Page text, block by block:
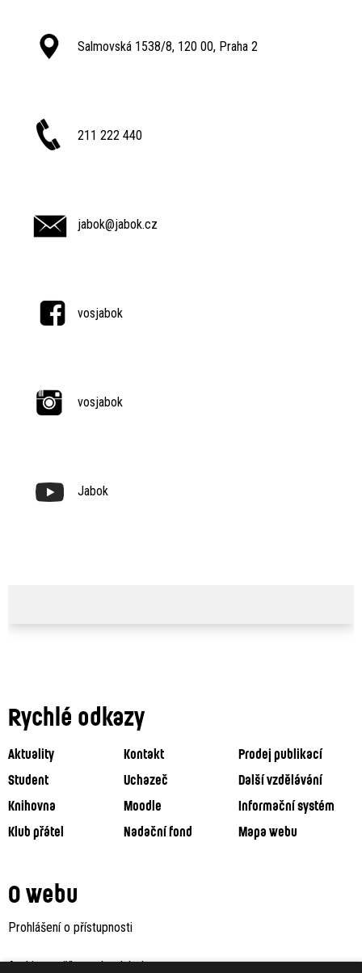
Salmovská 1538/8, 120 00, Praha 2
211 222 440
jabok@jabok.cz
vosjabok
vosjabok
Jabok
Rychlé odkazy
Aktuality Kontakt
Prodej publikací
Student
Uchazeč
Další vzdělávání
Knihovna
Moodle
Informační systém
Klub přátel
Nadační fond Mapa webu
O webu
Prohlášení o přístupnosti
Archiv staršího webu Jaboku